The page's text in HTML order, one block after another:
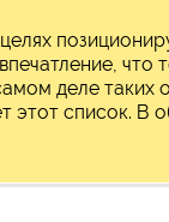
что
деле таких
список. В